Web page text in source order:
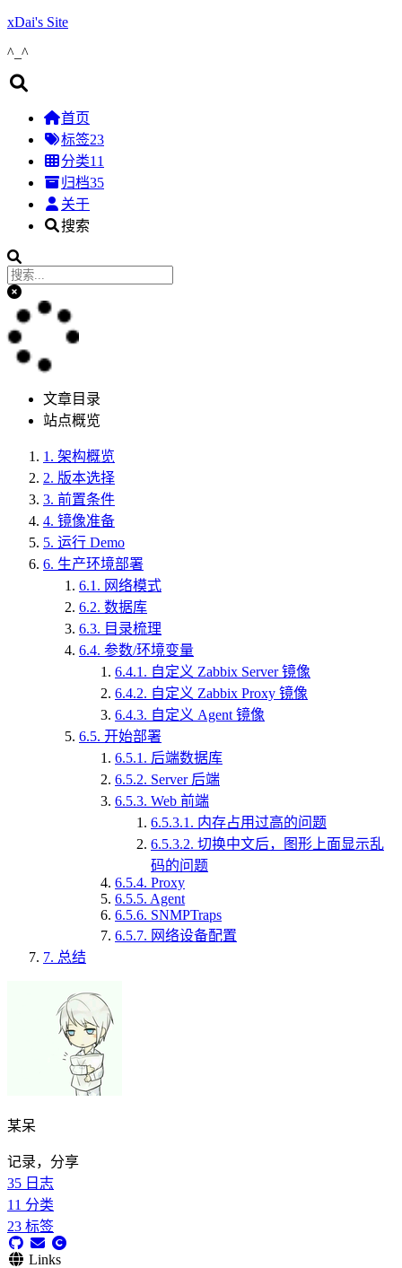
xDai's Site
^_^
首页
标签23
分类11
归档35
关于
搜索
文章目录
站点概览
1. 架构概览
2. 版本选择
3. 前置条件
4. 镜像准备
5. 运行 Demo
6. 生产环境部署
6.1. 网络模式
6.2. 数据库
6.3. 目录梳理
6.4. 参数/环境变量
6.4.1. 自定义 Zabbix Server 镜像
6.4.2. 自定义 Zabbix Proxy 镜像
6.4.3. 自定义 Agent 镜像
6.5. 开始部署
6.5.1. 后端数据库
6.5.2. Server 后端
6.5.3. Web 前端
6.5.3.1. 内存占用过高的问题
6.5.3.2. 切换中文后，图形上面显示乱
码的问题
6.5.4. Proxy
6.5.5. Agent
6.5.6. SNMPTraps
6.5.7. 网络设备配置
7. 总结
某呆
记录，分享
35 日志
11 分类
23 标签
Links